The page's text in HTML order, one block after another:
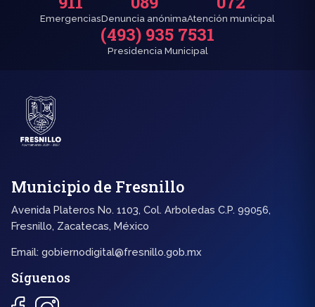
EmergenciasDenuncia anónimaAtención municipal
(493) 935 7531
Presidencia Municipal
Municipio de Fresnillo
Avenida Plateros No. 1103, Col. Arboledas C.P. 99056,
Fresnillo, Zacatecas, México
Email: gobiernodigital@fresnillo.gob.mx
Síguenos